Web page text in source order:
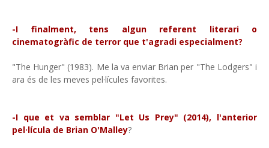
-I finalment, tens algun referent literari o
cinematogràfic de terror que t'agradi especialment?
"The Hunger" (1983). Me la va enviar Brian per "The Lodgers" i
ara és de les meves pel·lícules favorites.
-I que et va semblar "Let Us Prey" (2014), l'anterior
pel·lícula de Brian O'Malley?